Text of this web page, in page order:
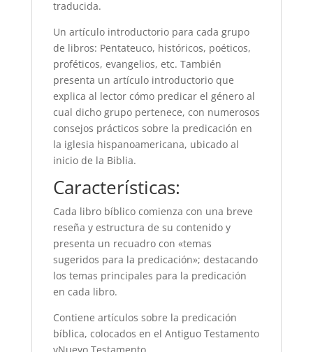
traducida.
Un artículo introductorio para cada grupo
de libros: Pentateuco, históricos, poéticos,
proféticos, evangelios, etc. También
presenta un artículo introductorio que
explica al lector cómo predicar el género al
cual dicho grupo pertenece, con numerosos
consejos prácticos sobre la predicación en
la iglesia hispanoamericana, ubicado al
inicio de la Biblia.
Características:
Cada libro bíblico comienza con una breve
reseña y estructura de su contenido y
presenta un recuadro con «temas
sugeridos para la predicación»; destacando
los temas principales para la predicación
en cada libro.
Contiene artículos sobre la predicación
bíblica, colocados en el Antiguo Testamento